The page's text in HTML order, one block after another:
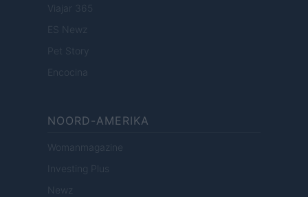
Viajar 365
ES Newz
Pet Story
Encocina
NOORD-AMERIKA
Womanmagazine
Investing Plus
Newz